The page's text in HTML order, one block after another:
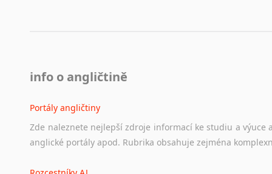
info o angličtině
Portály angličtiny
Zde naleznete nejlepší zdroje informací ke studiu a výuce
anglické portály apod. Rubrika obsahuje zejména